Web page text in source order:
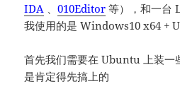
IDA 、010Editor 等），和一台
我使用的是 Windows10 x64 +
首先我们需要在 Ubuntu 上装
是肯定得先搞上的